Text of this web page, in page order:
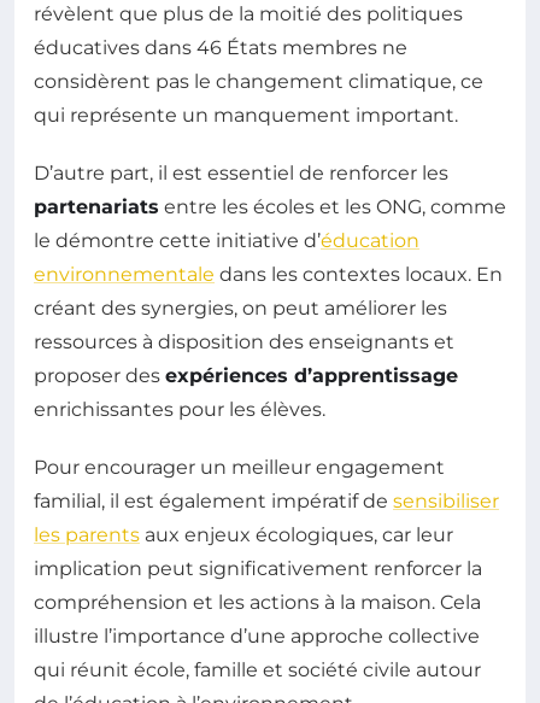
révèlent que plus de la moitié des politiques
éducatives dans 46 États membres ne
considèrent pas le changement climatique, ce
qui représente un manquement important.
D’autre part, il est essentiel de renforcer les
partenariats entre les écoles et les ONG, comme
le démontre cette initiative d’éducation
environnementale dans les contextes locaux. En
créant des synergies, on peut améliorer les
ressources à disposition des enseignants et
proposer des expériences d’apprentissage
enrichissantes pour les élèves.
Pour encourager un meilleur engagement
familial, il est également impératif de sensibiliser
les parents aux enjeux écologiques, car leur
implication peut significativement renforcer la
compréhension et les actions à la maison. Cela
illustre l’importance d’une approche collective
qui réunit école, famille et société civile autour